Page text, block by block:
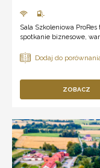
Sala Szkoleniowa
spotkanie biznesowe,
ZOBACZ